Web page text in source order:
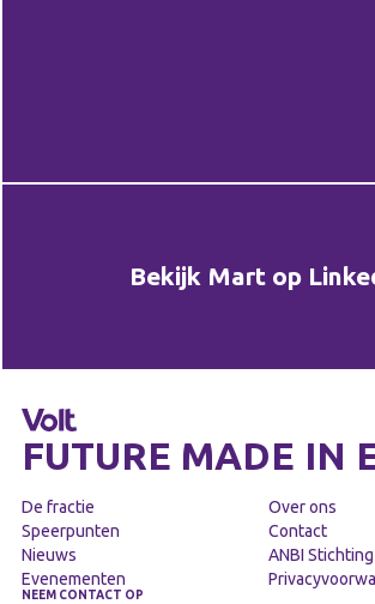
Bekijk Mart op
FUTURE MADE IN
De fractie
Speerpunten
Nieuws
Evenementen
Over ons
Contact
ANBI Stichting
NEEM CONTACT OP